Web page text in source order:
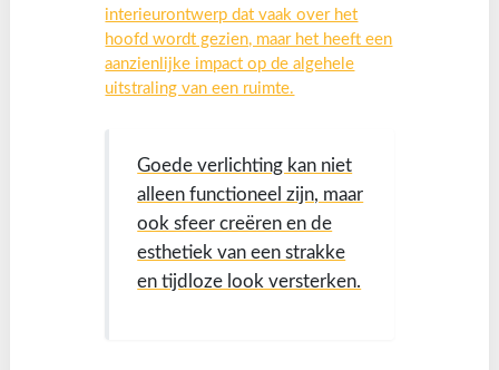
interieurontwerp dat vaak over het
hoofd wordt gezien, maar het heeft een
aanzienlijke impact op de algehele
uitstraling van een ruimte.
Goede verlichting kan niet
alleen functioneel zijn, maar
ook sfeer creëren en de
esthetiek van een strakke
en tijdloze look versterken.